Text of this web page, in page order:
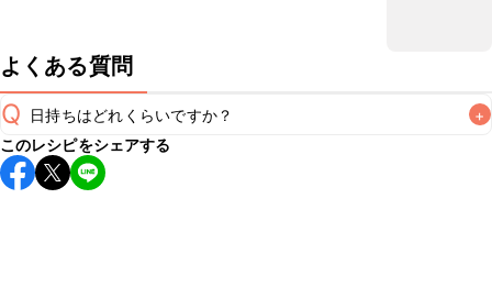
よくある質問
Q 日持ちはどれくらいですか？ +
保存期間は冷蔵で翌日中が目安です。なるべくお早めにお召
し上がりください。
このレシピをシェアする